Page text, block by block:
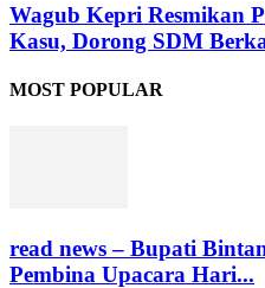
Wagub Kepri Resmikan
Kasu, Dorong SDM
MOST POPULAR
read news – Bupati
Pembina Upacara Hari...